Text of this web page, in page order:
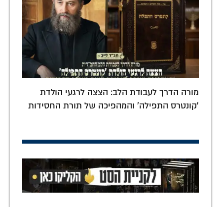
מורה הדרך לעבודת הלב: הצצה לרגעי הולדת
'קונטרס התפילה' והמהפיכה של תורת החסידות